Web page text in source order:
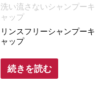
洗い流さないシャンプーキ
ャップ
リンスフリーシャンプーキ
ャップ
続きを読む